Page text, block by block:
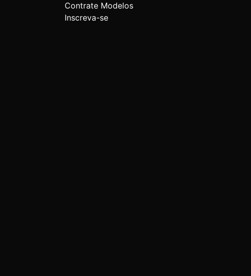
Contrate Modelos
Inscreva-se